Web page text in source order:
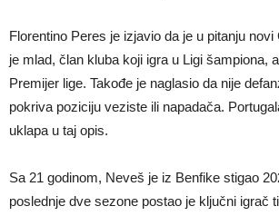
Florentino Peres je izjavio da je u pitanju
je mlad, član kluba koji igra u Ligi šampiona,
Premijer lige. Takođe je naglasio da nije
pokriva poziciju veziste ili napadača.
uklapa u taj opis.
Sa 21 godinom, Neveš je iz Benfike stigao
poslednje dve sezone postao je ključni igrač